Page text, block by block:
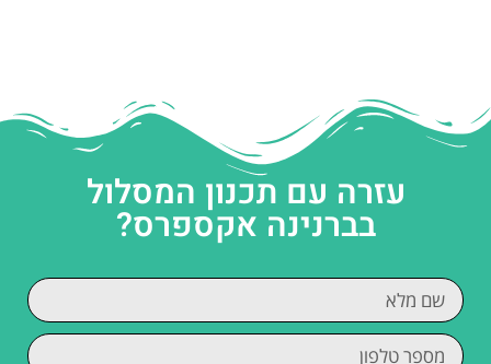
עזרה עם תכנון המסלול
בברנינה אקספרס?